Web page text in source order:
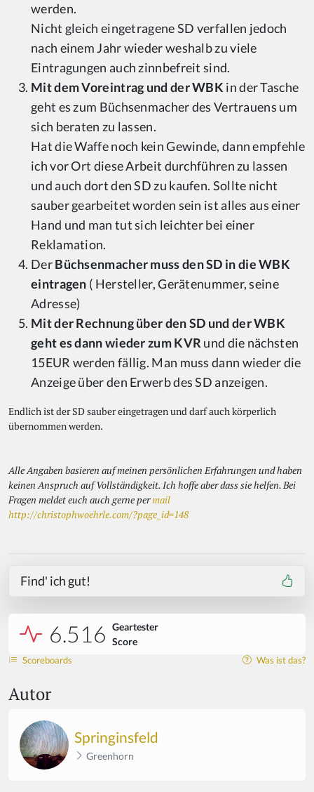
werden.
Nicht gleich eingetragene SD verfallen jedoch
nach einem Jahr wieder weshalb zu viele
Eintragungen auch zinnbefreit sind.
Mit dem Voreintrag und der WBK in der Tasche
geht es zum Büchsenmacher des Vertrauens um
sich beraten zu lassen.
Hat die Waffe noch kein Gewinde, dann empfehle
ich vor Ort diese Arbeit durchführen zu lassen
und auch dort den SD zu kaufen. Sollte nicht
sauber gearbeitet worden sein ist alles aus einer
Hand und man tut sich leichter bei einer
Reklamation.
DerBüchsenmacher muss den SD in die WBK
eintragen ( Hersteller, Gerätenummer, seine
Adresse)
Mit der Rechnung über den SD und der WBK
geht es dann wieder zum KVR und die nächsten
15EUR werden fällig. Man muss dann wieder die
Anzeige über den Erwerb des SD anzeigen.
Endlich ist der SD sauber eingetragen und darf auch körperlich
übernommen werden.
Alle Angaben basieren auf meinen persönlichen Erfahrungen und haben
keinen Anspruch auf Vollständigkeit. Ich hoffe aber dass sie helfen. Bei
Fragen meldet euch auch gerne permail
http://christophwoehrle.com/?page_id=148
Find' ich gut!
6.516 Geartester
Score
Scoreboards Was ist das?
Autor
Springinsfeld
Greenhorn